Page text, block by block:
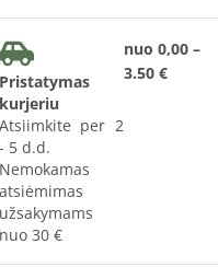
Pristatymas
kurjeriu
Atsiimkite per 2
- 5 d.d.
Nemokamas
atsiėmimas
užsakymams
nuo 30 €
nuo 0,00 –
3.50 €